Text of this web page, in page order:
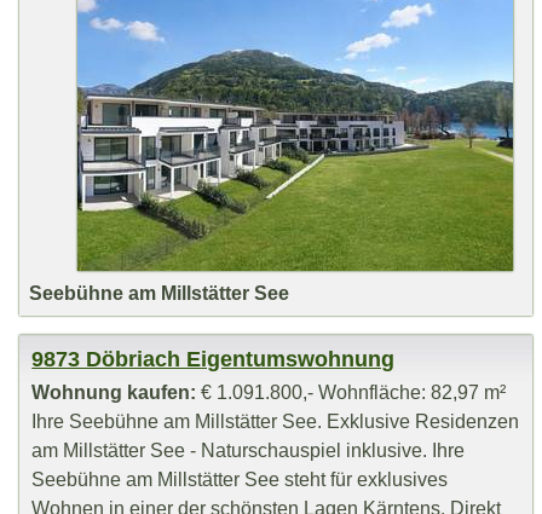
Seebühne am Millstätter See
9873 Döbriach Eigentumswohnung
Wohnung kaufen: € 1.091.800,- Wohnfläche: 82,97 m²
Ihre Seebühne am Millstätter See. Exklusive Residenzen
am Millstätter See - Naturschauspiel inklusive. Ihre
Seebühne am Millstätter See steht für exklusives
Wohnen in einer der schönsten Lagen Kärntens. Direkt